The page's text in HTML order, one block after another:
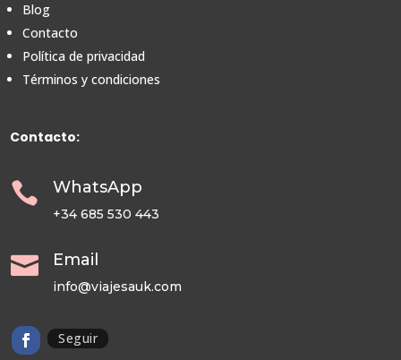
Blog
Contacto
Política de privacidad
Términos y condiciones
Contacto:
 WhatsApp
+34 685 530 443
 Email
info@viajesauk.com
Seguir